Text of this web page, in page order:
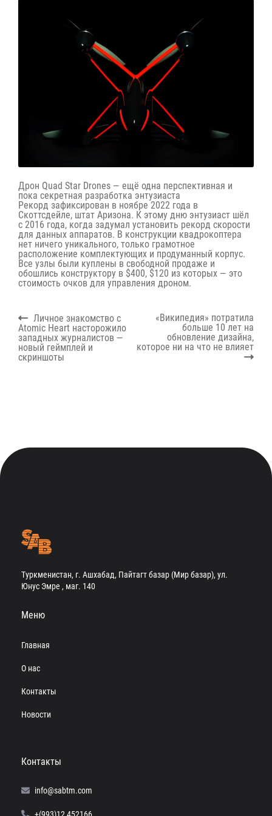
Дрон Quad Star Drones — ещё одна перспективная и
пока секретная разработка энтузиаста
Рекорд зафиксирован в ноябре 2022 года в
Скоттсдейле, штат Аризона. К этому дню энтузиаст шёл
с 2016 года, когда задумал установить рекорд скорости
для данных аппаратов. В конструкции квадрокоптера
нет ничего уникального, только грамотное
расположение комплектующих и продуманный корпус.
Все узлы были куплены в свободной продаже и
обошлись конструктору в $400, $120 из которых — это
стоимость очков для управления дроном.
Навигация
по
записям
Previous
post:
Личное знакомство с
Atomic Heart насторожило
западных журналистов —
новый геймплей и
скриншоты
Next
«Википедия» потратила
больше 10 лет на
обновление дизайна,
которое ни на что не влияет
Туркменистан, г. Ашхабад, Пайтагт базар (Мир базар), ул.
Юнус Эмре , маг. 140
Меню
Главная
О нас
Контакты
Новости
Контакты
info@sabtm.com